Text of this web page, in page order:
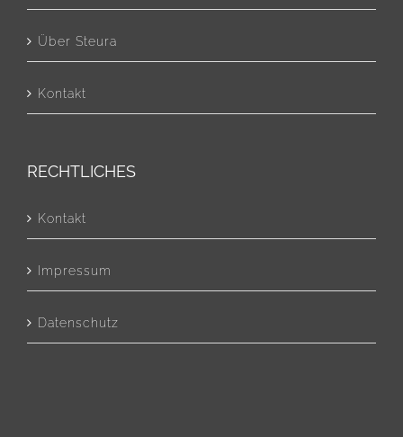
Über Steura
Kontakt
RECHTLICHES
Kontakt
Impressum
Datenschutz